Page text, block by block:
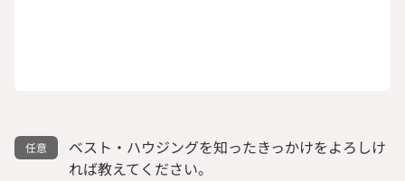
ベスト・ハウジングを知ったきっかけをよろしけ
れば教えてください。